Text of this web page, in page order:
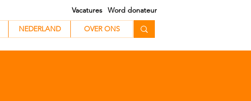
Vacatures
Word donateur
NEDERLAND
NEDERLAND OVER ONS